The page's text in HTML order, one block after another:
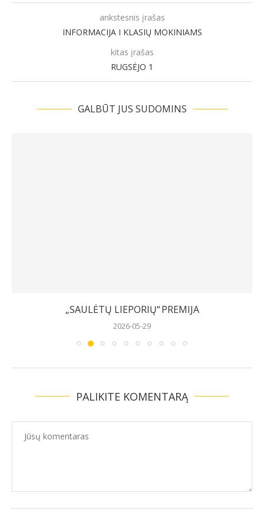
ankstesnis įrašas
INFORMACIJA I KLASIŲ MOKINIAMS
kitas įrašas
RUGSĖJO 1
GALBŪT JUS SUDOMINS
„SAULĖTŲ LIEPORIŲ“ PREMIJA
2026-05-29
PALIKITE KOMENTARĄ